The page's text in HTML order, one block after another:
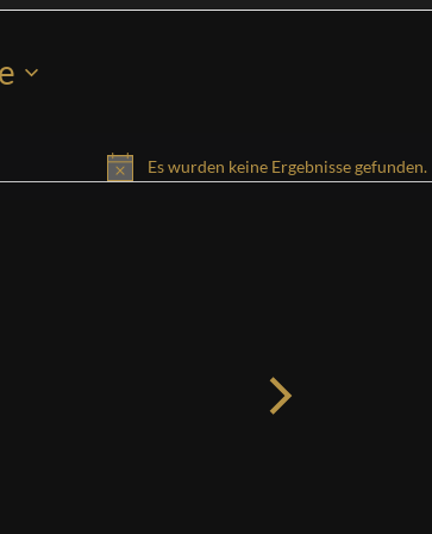
Hinweis
Es wurden keine Ergebnisse gefunden.